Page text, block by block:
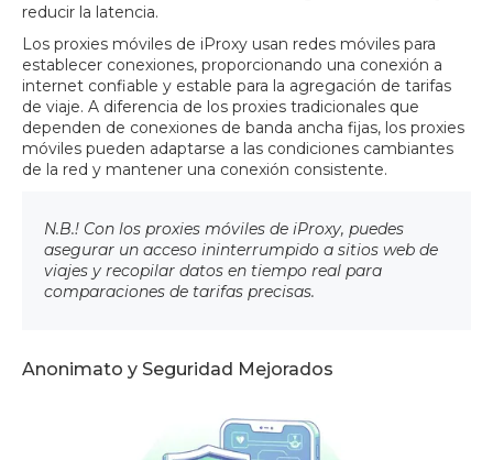
reducir la latencia.
Los proxies móviles de iProxy usan redes móviles para
establecer conexiones, proporcionando una conexión a
internet confiable y estable para la agregación de tarifas
de viaje. A diferencia de los proxies tradicionales que
dependen de conexiones de banda ancha fijas, los proxies
móviles pueden adaptarse a las condiciones cambiantes
de la red y mantener una conexión consistente.
N.B.! Con los proxies móviles de iProxy, puedes
asegurar un acceso ininterrumpido a sitios web de
viajes y recopilar datos en tiempo real para
comparaciones de tarifas precisas.
Anonimato y Seguridad Mejorados